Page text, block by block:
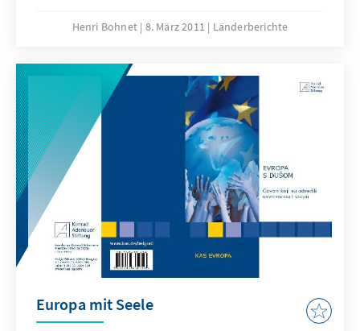
ausbleibenden wirtschaftlichen Erholung
Regierung ist nach mehreren
Unstimmigkeiten innerhalb der Koalition
deutlich geschwächt; die Opposition um
Nikolics Fortschrittspartei erhöht den Druck
auf vorzeitige Wahlen.
Henri Bohnet 8. März 2011 Länderberichte
Europa mit Seele